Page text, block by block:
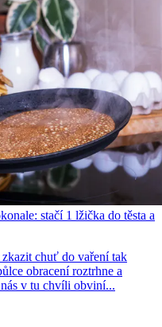
stačí 1 lžička do těsta a
chuť do vaření tak
obracení roztrhne a
nás v tu chvíli obviní...